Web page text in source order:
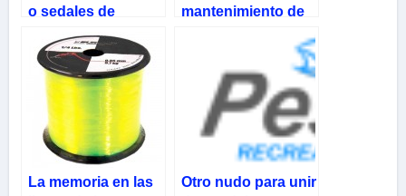
o sedales de
mantenimiento de
La memoria en las
Otro nudo para unir